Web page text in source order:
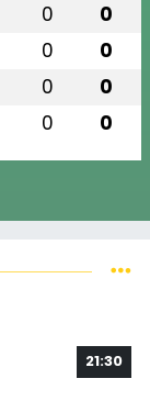
0 0
0 0
0 0
0 0
21:30